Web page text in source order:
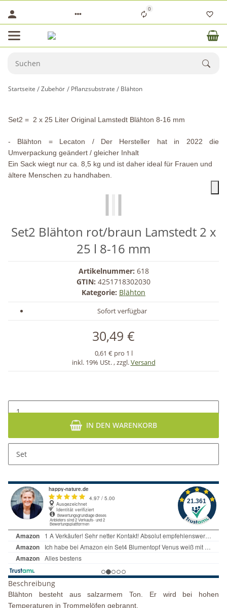
0
Startseite Zubehör Pflanzsubstrate Blähton
Set2 = 2 x 25 Liter Original Lamstedt Blähton 8-16 mm
- Blähton = Lecaton / Der Hersteller hat in 2022 die
Umverpackung geändert / gleicher Inhalt
Ein Sack wiegt nur ca. 8,5 kg und ist daher ideal für Frauen und
ältere Menschen zu handhaben.
Set2 Blähton rot/braun Lamstedt 2 x
25 l 8-16 mm
Artikelnummer: 618
GTIN: 4251718302030
Kategorie: Blähton
Sofort verfügbar
30,49 €
0,61 € pro 1 l
inkl. 19% USt. , zzgl.Versand
Set
IN DEN WARENKORB
Beschreibung
Blähton besteht aus salzarmem Ton. Er wird bei hohen
Temperaturen in Trommelöfen gebrannt,